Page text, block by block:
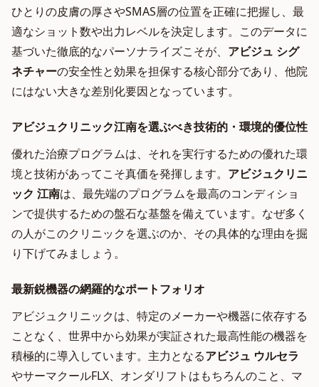
ひとりの皮膚の厚さやSMAS層の位置を正確に把握し、最
適なショット数や出力レベルを決定します。このデータに
基づいた徹底的なパーソナライズこそが、 アビジュ シグ
ネチャーの安全性と効果を担保する核心部分であり、他院
にはない大きな差別化要因となっています。
アビジュクリニック江南を選ぶべき技術的・環境的優位性
優れた治療プログラムは、それを実行するための優れた環
境と技術があってこそ真価を発揮します。 アビジュクリニ
ック 江南は、最先端のプログラムを最高のコンディショ
ンで提供するための盤石な基盤を備えています。なぜ多く
の人がこのクリニックを選ぶのか、その具体的な理由を掘
り下げてみましょう。
最新鋭機器の網羅的なポートフォリオ
アビジュクリニックは、特定のメーカーや機器に依存する
ことなく、世界中から効果が実証された最高性能の機器を
積極的に導入しています。主力となるアビジュ ウルセラ
やサーマクールFLX、オンダリフトはもちろんのこと、マ